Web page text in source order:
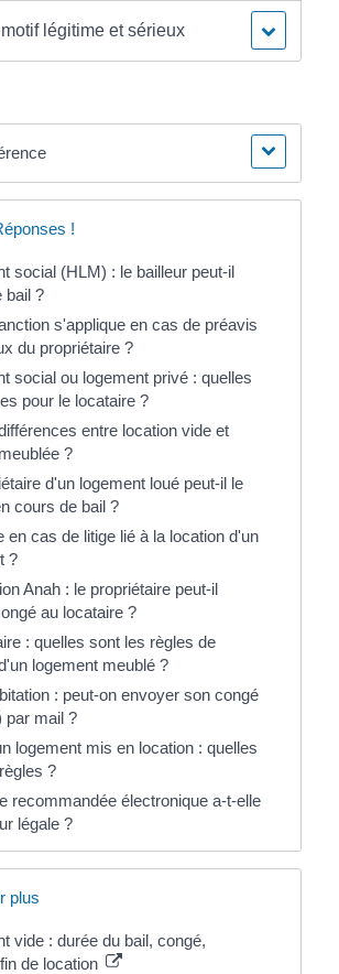
légitime et sérieux
!
social (HLM) : le bailleur peut-il
bail ?
s'applique en cas de préavis
du propriétaire ?
social ou logement privé : quelles
pour le locataire ?
entre location vide et
?
d'un logement loué peut-il le
cours de bail ?
en cas de litige lié à la location d'un
?
Anah : le propriétaire peut-il
au locataire ?
: quelles sont les règles de
logement meublé ?
: peut-on envoyer son congé
par mail ?
logement mis en location : quelles
?
recommandée électronique a-t-elle
légale ?
plus
vide : durée du bail, congé,
de location